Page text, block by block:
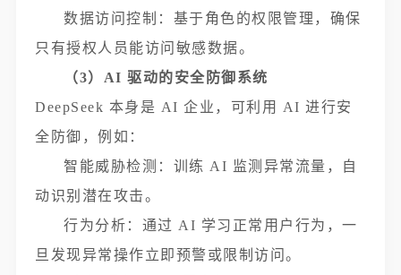
数据访问控制：基于角色的权限管理，确保
只有授权人员能访问敏感数据。
（3）AI 驱动的安全防御系统
DeepSeek 本身是 AI 企业，可利用 AI 进行安
全防御，例如：
智能威胁检测：训练 AI 监测异常流量，自
动识别潜在攻击。
行为分析：通过 AI 学习正常用户行为，一
旦发现异常操作立即预警或限制访问。